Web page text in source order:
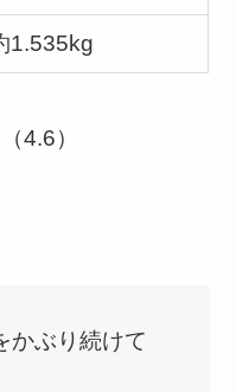
1.535kg
（4.6）
かぶり続けて